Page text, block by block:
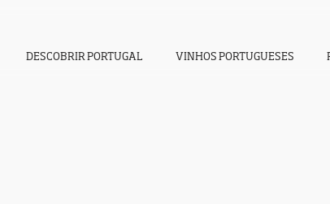
DESCOBRIR PORTUGAL VINHOS PORTUGUESES